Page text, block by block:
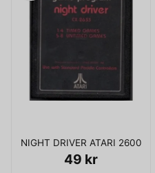
NIGHT DRIVER ATARI 2600
49 kr